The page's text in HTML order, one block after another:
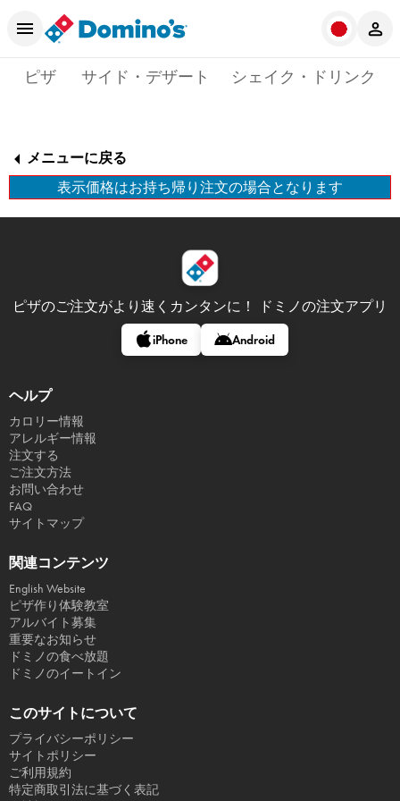
ピザ サイド・デザート シェイク・ドリンク
メニューに戻る
表示価格はお持ち帰り注文の場合となります
ピザのご注文がより速くカンタンに！ ドミノの注文アプリ
iPhone Android
ヘルプ
カロリー情報
アレルギー情報
注文する
ご注文方法
お問い合わせ
FAQ
サイトマップ
関連コンテンツ
English Website
ピザ作り体験教室
アルバイト募集
重要なお知らせ
ドミノの食べ放題
ドミノのイートイン
このサイトについて
プライバシーポリシー
サイトポリシー
ご利用規約
特定商取引法に基づく表記